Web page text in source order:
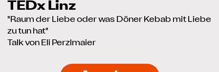
TEDx Linz
"Raum der Liebe oder was Döner Kebab mit Liebe
zu tun hat"
Talk von Eli Perzlmaier